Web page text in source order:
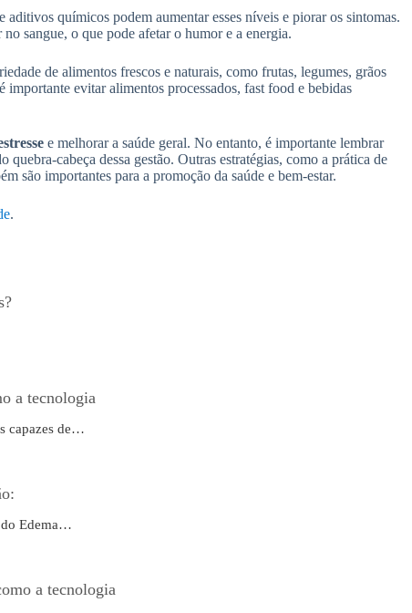
químicos podem aumentar esses níveis e piorar os sintomas.
sangue, o que pode afetar o humor e a energia.
de alimentos frescos e naturais, como frutas, legumes, grãos
evitar alimentos processados, fast food e bebidas
e melhorar a saúde geral. No entanto, é importante lembrar
cabeça dessa gestão. Outras estratégias, como a prática de
são importantes para a promoção da saúde e bem-estar.
.
a tecnologia
capazes de…
do Edema…
a tecnologia